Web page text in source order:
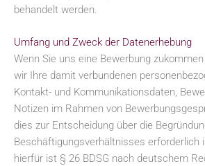
behandelt werden.
Umfang und Zweck der Datenerhebung
Wenn Sie uns eine Bewerbung
wir Ihre damit verbundenen
Kontakt- und Kommunikationsdaten,
Notizen im Rahmen von
dies zur Entscheidung über die
Beschäftigungsverhältnisses erforderlich
hierfür ist § 26 BDSG nach deutschem